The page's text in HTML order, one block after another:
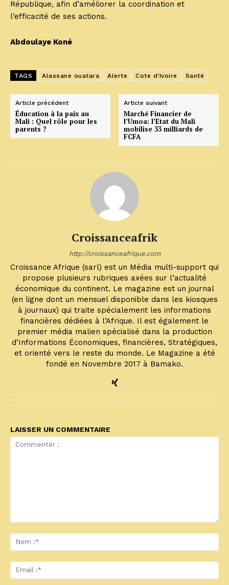
République, afin d’améliorer la coordination et
l’efficacité de ses actions.
Abdoulaye Koné
TAGS Alassane ouatara Alerte Cote d'Ivoire Santé
Article précédent
Éducation à la paix au
Mali : Quel rôle pour les
parents ?
Article suivant
Marché Financier de
l’Umoa: l’Etat du Mali
mobilise 33 milliards de
FCFA
Croissanceafrik
http://croissanceafrique.com
Croissance Afrique (sarl) est un Média multi-support qui
propose plusieurs rubriques axées sur l’actualité
économique du continent. Le magazine est un journal
(en ligne dont un mensuel disponible dans les kiosques
à journaux) qui traite spécialement les informations
financières dédiées à l’Afrique. Il est également le
premier média malien spécialisé dans la production
d’Informations Économiques, financières, Stratégiques,
et orienté vers le reste du monde. Le Magazine a été
fondé en Novembre 2017 à Bamako.
LAISSER UN COMMENTAIRE
:*
:*